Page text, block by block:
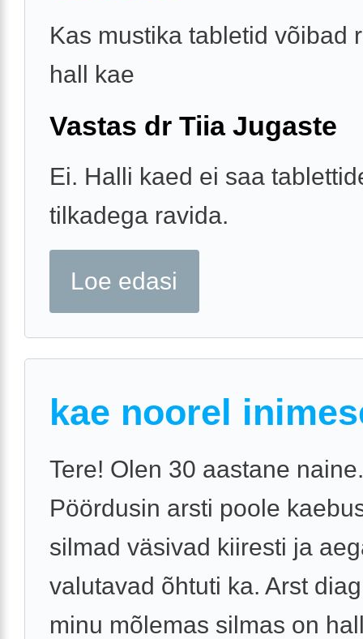
Kas mustika tabletid võibad
hall kae
Vastas dr Tiia Jugaste
Ei. Halli kaed ei saa
tilkadega ravida.
Loe edasi
kae noorel
Tere! Olen 30 aastane naine.
Pöördusin arsti poole
silmad väsivad kiiresti ja
valutavad õhtuti ka. Arst
minu mõlemas silmas on